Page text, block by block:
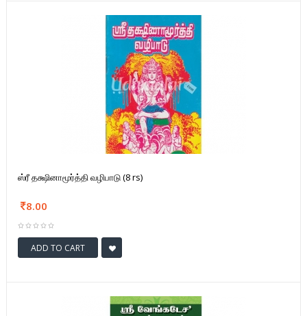
ஸ்ரீ தக்ஷினாமூர்த்தி வழிபாடு (8 rs)
8.00
ADD TO CART